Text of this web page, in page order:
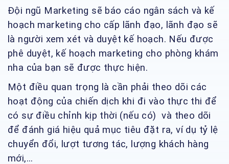
Đội ngũ Marketing sẽ báo cáo ngân sách và kế
hoạch marketing cho cấp lãnh đạo, lãnh đạo sẽ
là người xem xét và duyệt kế hoạch. Nếu được
phê duyệt, kế hoạch marketing cho phòng khám
nha của bạn sẽ được thực hiện.
Một điều quan trọng là cần phải theo dõi các
hoạt động của chiến dịch khi đi vào thực thi để
có sự điều chỉnh kịp thời (nếu có) và theo dõi
để đánh giá hiệu quả mục tiêu đặt ra, ví dụ tỷ lệ
chuyển đổi, lượt tương tác, lượng khách hàng
mới,...